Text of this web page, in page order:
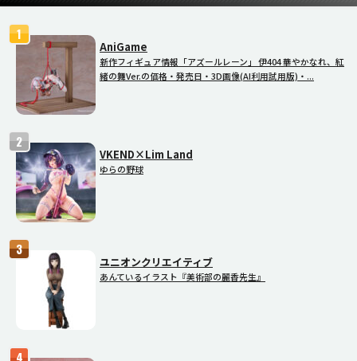
AniGame
新作フィギュア情報「アズールレーン」 伊404 華やかなれ、紅
緒の舞Ver.の価格・発売日・3D画像(AI利用試用版)・...
VKEND×Lim Land
ゆらの野球
ユニオンクリエイティブ
あんているイラスト『美術部の麗香先生』